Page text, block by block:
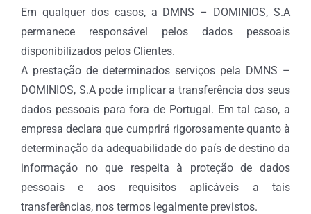
Em qualquer dos casos, a DMNS – DOMINIOS, S.A
permanece responsável pelos dados pessoais
disponibilizados pelos Clientes.
A prestação de determinados serviços pela DMNS –
DOMINIOS, S.A pode implicar a transferência dos seus
dados pessoais para fora de Portugal. Em tal caso, a
empresa declara que cumprirá rigorosamente quanto à
determinação da adequabilidade do país de destino da
informação no que respeita à proteção de dados
pessoais e aos requisitos aplicáveis a tais
transferências, nos termos legalmente previstos.